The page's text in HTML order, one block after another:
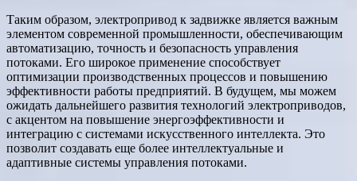
Таким образом, электропривод к задвижке является важным
элементом современной промышленности, обеспечивающим
автоматизацию, точность и безопасность управления
потоками. Его широкое применение способствует
оптимизации производственных процессов и повышению
эффективности работы предприятий. В будущем, мы можем
ожидать дальнейшего развития технологий электроприводов,
с акцентом на повышение энергоэффективности и
интеграцию с системами искусственного интеллекта. Это
позволит создавать еще более интеллектуальные и
адаптивные системы управления потоками.